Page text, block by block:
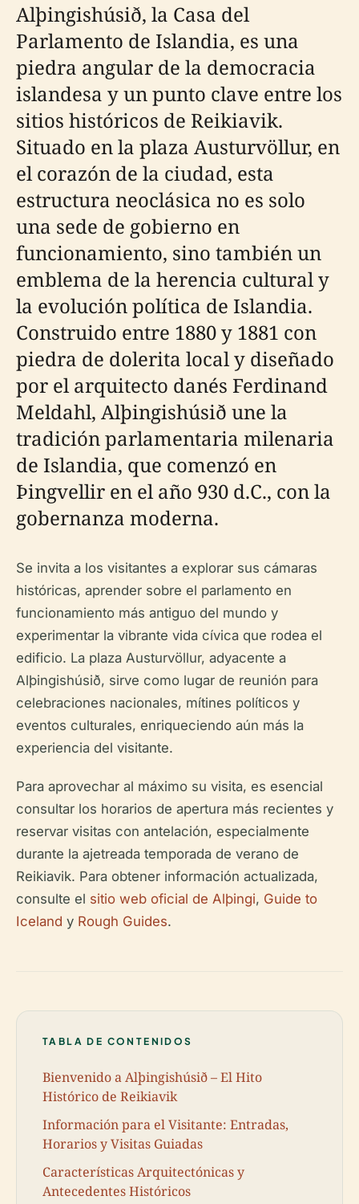
Alþingishúsið, la Casa del
Parlamento de Islandia, es una
piedra angular de la democracia
islandesa y un punto clave entre los
sitios históricos de Reikiavik.
Situado en la plaza Austurvöllur, en
el corazón de la ciudad, esta
estructura neoclásica no es solo
una sede de gobierno en
funcionamiento, sino también un
emblema de la herencia cultural y
la evolución política de Islandia.
Construido entre 1880 y 1881 con
piedra de dolerita local y diseñado
por el arquitecto danés Ferdinand
Meldahl, Alþingishúsið une la
tradición parlamentaria milenaria
de Islandia, que comenzó en
Þingvellir en el año 930 d.C., con la
gobernanza moderna.
Se invita a los visitantes a explorar sus cámaras
históricas, aprender sobre el parlamento en
funcionamiento más antiguo del mundo y
experimentar la vibrante vida cívica que rodea el
edificio. La plaza Austurvöllur, adyacente a
Alþingishúsið, sirve como lugar de reunión para
celebraciones nacionales, mítines políticos y
eventos culturales, enriqueciendo aún más la
experiencia del visitante.
Para aprovechar al máximo su visita, es esencial
consultar los horarios de apertura más recientes y
reservar visitas con antelación, especialmente
durante la ajetreada temporada de verano de
Reikiavik. Para obtener información actualizada,
consulte el sitio web oficial de Alþingi, Guide to
Iceland y Rough Guides.
TABLA DE CONTENIDOS
Bienvenido a Alþingishúsið – El Hito
Histórico de Reikiavik
Información para el Visitante: Entradas,
Horarios y Visitas Guiadas
Características Arquitectónicas y
Antecedentes Históricos